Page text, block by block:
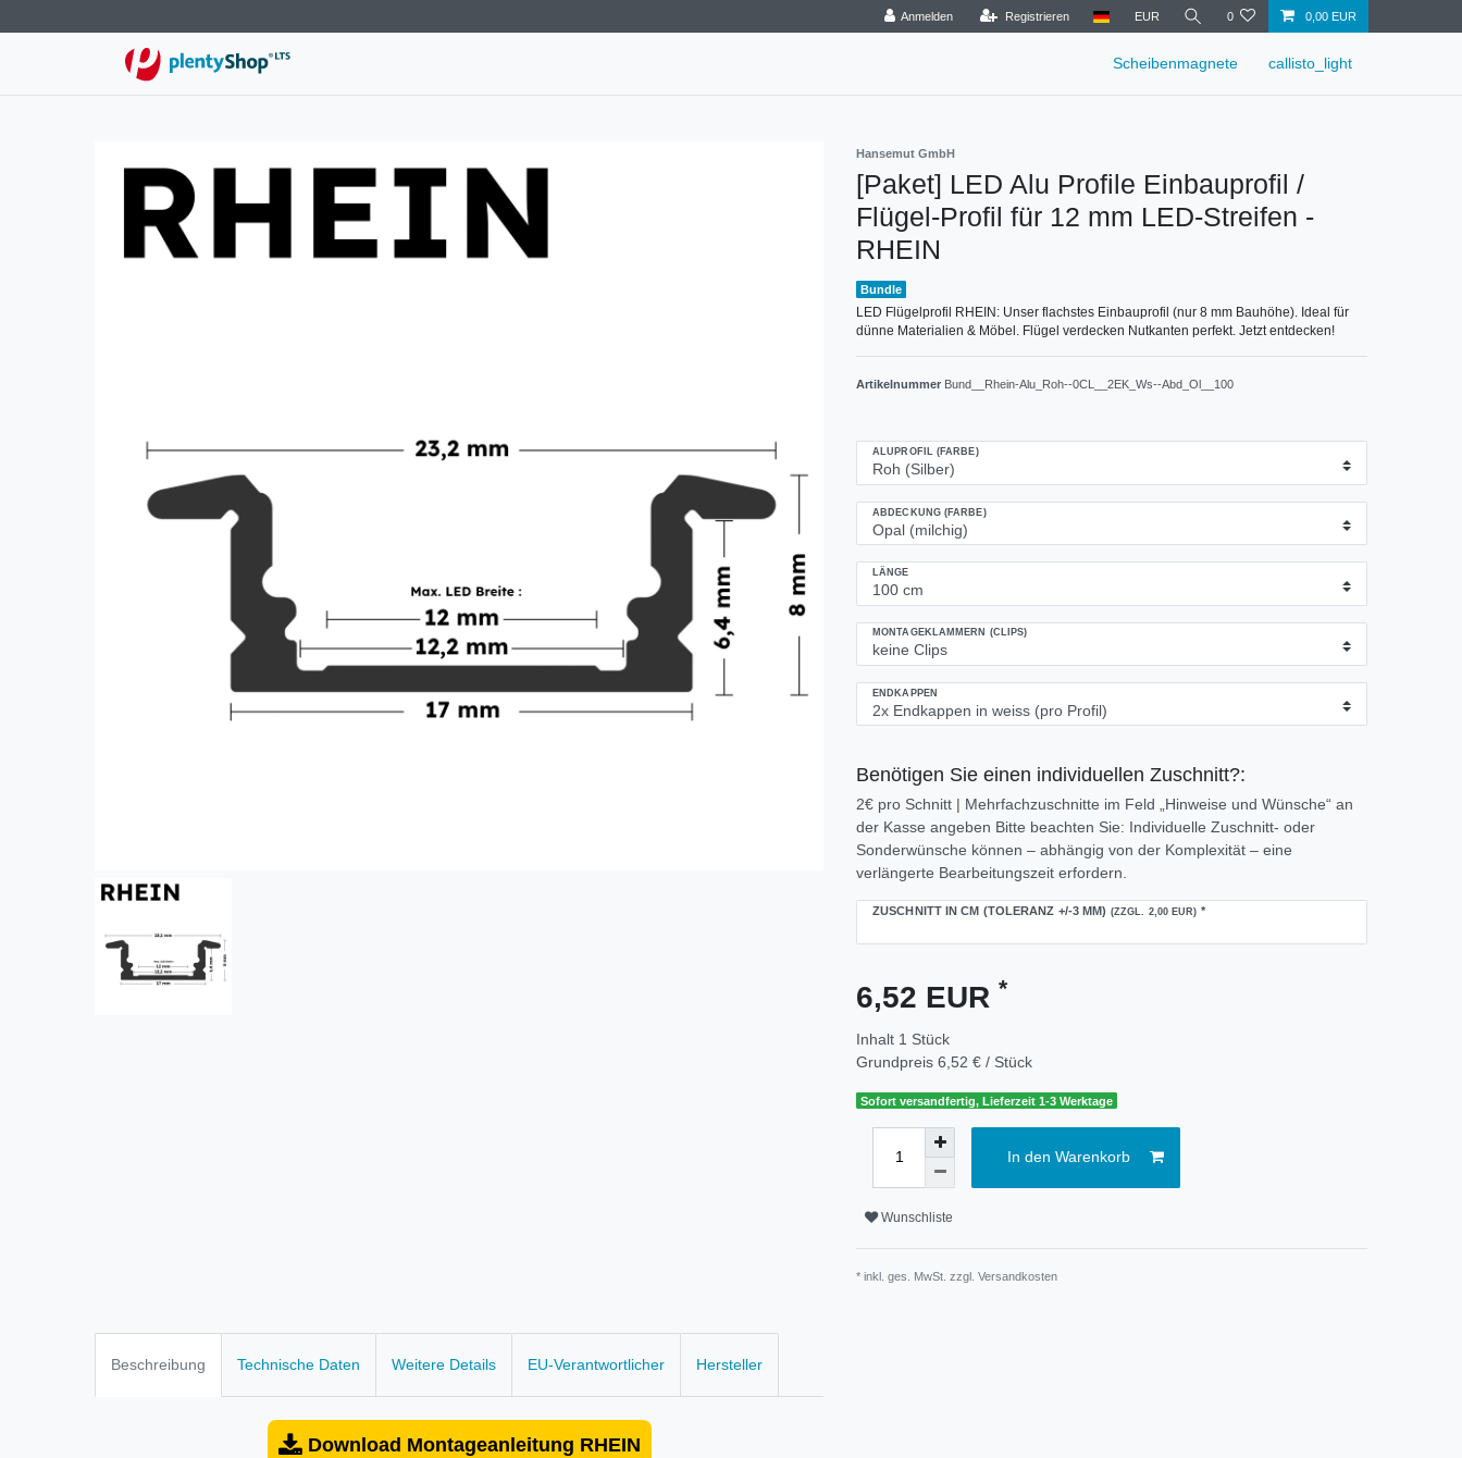
Anmelden Registrieren EUR 0 0,00 EUR
Scheibenmagnete callisto_light
Hansemut GmbH
[Paket] LED Alu Profile Einbauprofil /
Flügel-Profil für 12 mm LED-Streifen -
RHEIN
Bundle
LED Flügelprofil RHEIN: Unser flachstes Einbauprofil (nur 8 mm Bauhöhe). Ideal für
dünne Materialien & Möbel. Flügel verdecken Nutkanten perfekt. Jetzt entdecken!
Artikelnummer Bund__Rhein-Alu_Roh--0CL__2EK_Ws--Abd_Ol__100
ALUPROFIL (FARBE)
ABDECKUNG (FARBE)
LÄNGE
MONTAGEKLAMMERN (CLIPS)
ENDKAPPEN
Benötigen Sie einen individuellen Zuschnitt?:
2€ pro Schnitt | Mehrfachzuschnitte im Feld „Hinweise und Wünsche“ an
der Kasse angeben Bitte beachten Sie: Individuelle Zuschnitt- oder
Sonderwünsche können – abhängig von der Komplexität – eine
verlängerte Bearbeitungszeit erfordern.
ZUSCHNITT IN CM (TOLERANZ +/-3 MM) (ZZGL. 2,00 EUR) *
6,52 EUR *
Inhalt 1 Stück
Grundpreis 6,52 € / Stück
Sofort versandfertig, Lieferzeit 1-3 Werktage
In den Warenkorb
Wunschliste
* inkl. ges. MwSt. zzgl. Versandkosten
Beschreibung Technische Daten Weitere Details EU-Verantwortlicher Hersteller
Download Montageanleitung RHEIN